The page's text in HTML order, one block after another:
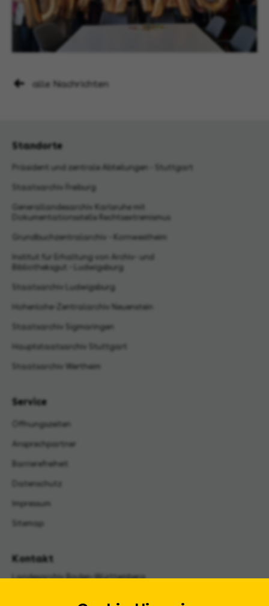
alle Nachrichten
Standorte
Präsident und zentrale Abteilungen - Stuttgart
Staatsarchiv Freiburg
Generallandesarchiv Karlsruhe mit
Dokumentationsstelle Rechtsextremismus
Grundbuchzentralarchiv - Kornwestheim
Institut für Erhaltung von Archiv- und
Bibliotheksgut - Ludwigsburg
Staatsarchiv Ludwigsburg
Hohenlohe-Zentralarchiv Neuenstein
Staatsarchiv Sigmaringen
Hauptstaatsarchiv Stuttgart
Staatsarchiv Wertheim
Service
Öffnungszeiten
Ansprechpartner
Barrierefreiheit
Datenschutz
Impressum
Sitemap
Kontakt
Landesarchiv Baden-Württemberg